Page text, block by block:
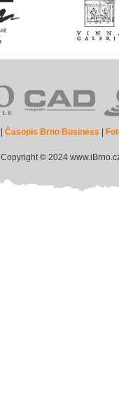
|Časopis Brno Business
Copyright © 2024